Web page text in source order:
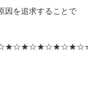
因を追求することで